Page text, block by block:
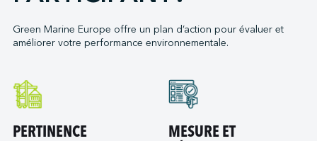
Orange Marine
Socatra
Green Marine Europe offre un plan d’action pour évaluer et
améliorer votre performance environnementale.
PERTINENCE
MESURE ET